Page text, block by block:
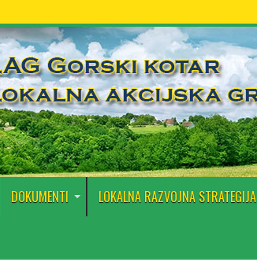
DOKUMENTI LOKALNA RAZVOJNA STRATEGIJA